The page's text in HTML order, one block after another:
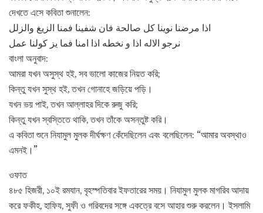
দেখতে এসে কবিতা শুনালেন:
اذا مرضنا نوينا كل صالحة فان شفينا فمنا الزيغ والزلل
نرجو الاله اذا و نخطه اذا امنا فما يز كولنا عمل
বাংলা অনুবাদ:
আমরা যখন অসুস্থ হই, সব ভালো কাজের নিয়ত করি;
কিন্তু যখন সুস্থ হই, তখন গোনাহে জড়িয়ে পড়ি।
যখন ভয় পাই, তখন আল্লাহর দিকে রুজু করি;
কিন্তু যখন স্বস্তিতে থাকি, তখন তাঁকে অসন্তুষ্ট করি।
এ কবিতা শুনে নিযামুল মুলক দীর্ঘক্ষণ কেঁদেছিলেন এবং বলেছিলেন: “আমার অবস্থাও
এমনই।”
ওফাত
৪৮৫ হিজরী, ১০ই রমযান, বৃহস্পতিবার ইফতারের সময়। নিযামুল মুলক মাগরিব আদায়
করে ফকীহ, হাফিয, সুফী ও গরিবদের সঙ্গে একত্রে বসে আহার শুরু করলেন। ইসলামি